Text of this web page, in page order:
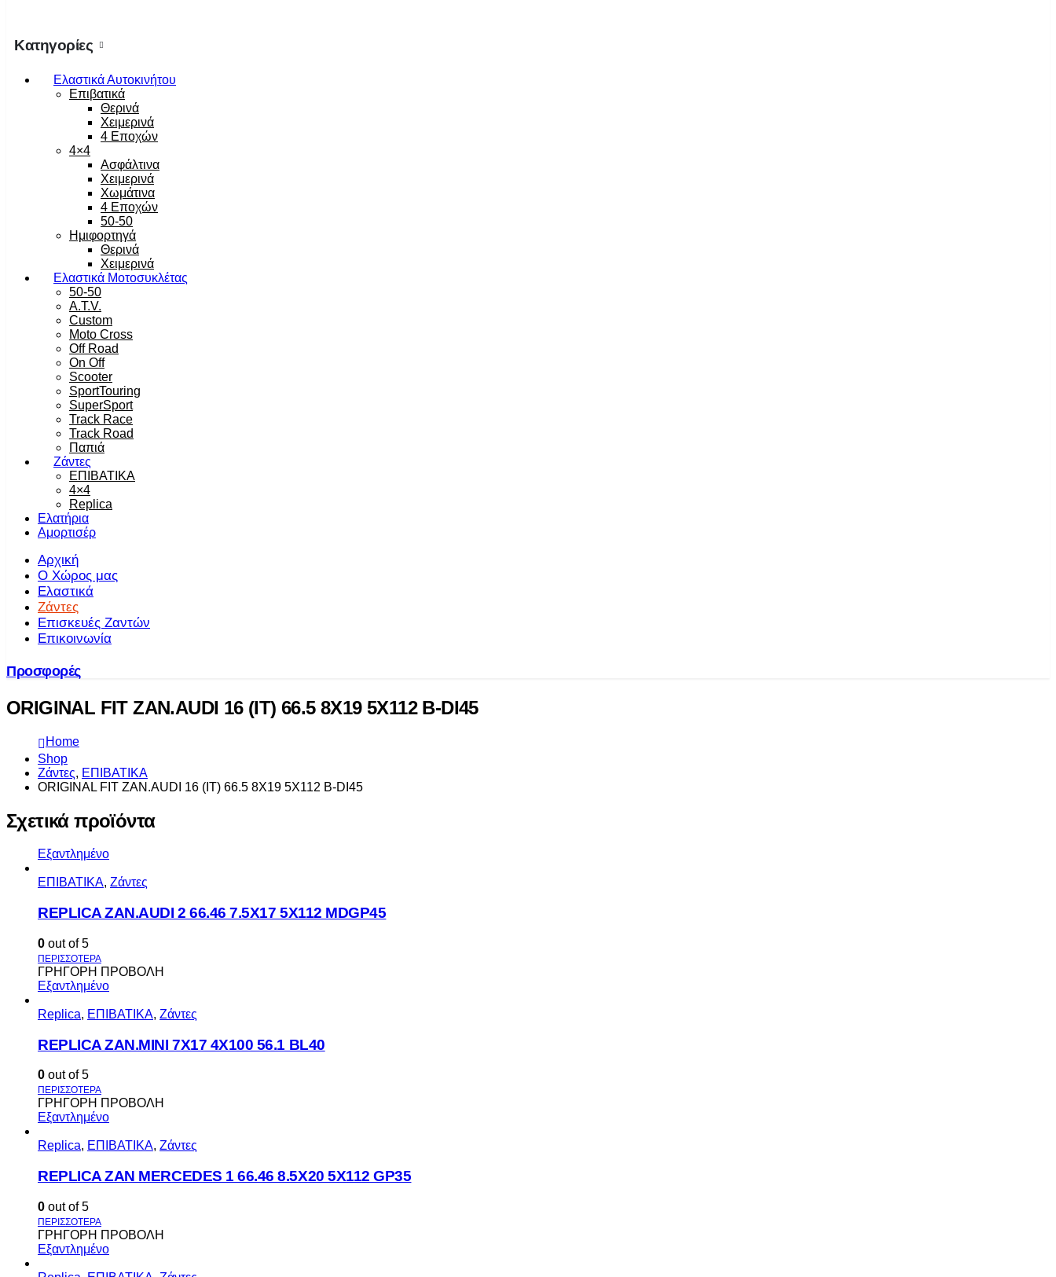
Κατηγορίες
Ελαστικά Αυτοκινήτου
Επιβατικά
Θερινά
Χειμερινά
4 Εποχών
4×4
Ασφάλτινα
Χειμερινά
Χωμάτινα
4 Εποχών
50-50
Ημιφορτηγά
Θερινά
Χειμερινά
Ελαστικά Μοτοσυκλέτας
50-50
A.T.V.
Custom
Moto Cross
Off Road
On Off
Scooter
SportTouring
SuperSport
Track Race
Track Road
Παπιά
Ζάντες
ΕΠΙΒΑΤΙΚΑ
4×4
Replica
Ελατήρια
Αμορτισέρ
Αρχική
Ο Χώρος μας
Ελαστικά
Ζάντες
Επισκευές Ζαντών
Επικοινωνία
Προσφορές
ORIGINAL FIT ZAN.AUDI 16 (IT) 66.5 8X19 5X112 B-DI45
Home
Shop
Ζάντες, ΕΠΙΒΑΤΙΚΑ
ORIGINAL FIT ZAN.AUDI 16 (IT) 66.5 8X19 5X112 B-DI45
Σχετικά προϊόντα
Εξαντλημένο
ΕΠΙΒΑΤΙΚΑ, Ζάντες
REPLICA ZAN.AUDI 2 66.46 7.5X17 5X112 MDGP45
0 out of 5
ΓΡΗΓΟΡΗ ΠΡΟΒΟΛΗ
Εξαντλημένο
Replica, ΕΠΙΒΑΤΙΚΑ, Ζάντες
REPLICA ZAN.MINI 7X17 4X100 56.1 BL40
0 out of 5
ΓΡΗΓΟΡΗ ΠΡΟΒΟΛΗ
Εξαντλημένο
Replica, ΕΠΙΒΑΤΙΚΑ, Ζάντες
REPLICA ZAN MERCEDES 1 66.46 8.5X20 5X112 GP35
0 out of 5
ΓΡΗΓΟΡΗ ΠΡΟΒΟΛΗ
Εξαντλημένο